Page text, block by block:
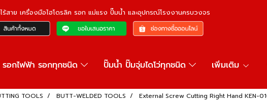
สาย เครื่องมือไฮโดรลิค รอก แม่แรง ปั๊มน้ำ และอุปกรณ์โรงงานครบวงจร
รอกไฟฟ้า รอกทุกชนิด ปั๊มน้ำ ปั๊มจุ่มไดโว่ทุกชนิด เพิ่มเติม
TOOLS BUTT-WELDED TOOLS External Screw Cutting Right Hand KEN-